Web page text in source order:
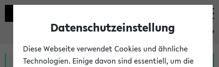
eKVV
Zur MeineUni App Zum MeineUni Portal
Datenschutzeinstellung
Diese Webseite verwendet Cookies und ähnliche
Technologien. Einige davon sind essentiell, um die